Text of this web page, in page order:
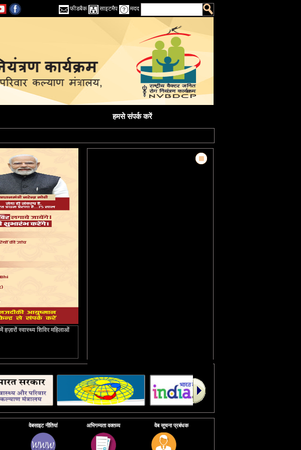
फीडबैक साइटमैप मदद
हमसे संपर्क करें
प्रकशित करने की तारीख :23/09/2016 )
[PDF]
[6276 KB]
स्वास्थ्य शिविर महिलाओं
वेबसाइट नीतियां अभिगम्यता वक्तव्य वेब सूचना प्रबंधक